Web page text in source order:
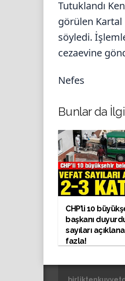
Tutuklandı
görülen Kartal
söyledi.
cezaevine
Nefes
Bunlar da
CHP’li 10
başkanı
sayıları
fazla!